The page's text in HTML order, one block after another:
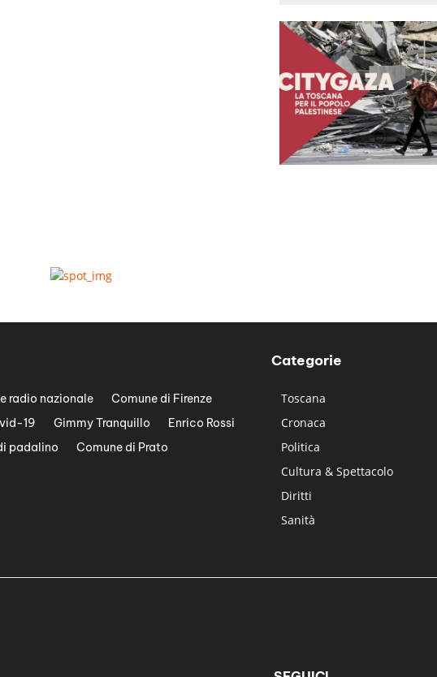
radio nazionale
Comune di Firenze
19 Gimmy Tranquillo
Enrico Rossi
padalino
Comune di Prato
Categorie
Toscana
Cronaca
Politica
Cultura & Spettacolo
Diritti
Sanità